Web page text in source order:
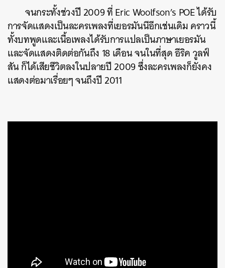
จนกระทั้งช่วงปี 2009 ที่ Eric Woolfson’s POE ได้รับ
การจัดแสดงเป็นละครเพลงที่เยอรมันนีอีกเช่นเดิม คราวนี้
ทั้งบทพูดและเนื้อเพลงได้รับการแปลเป็นภาษาเยอรมัน
และจัดแสดงติดต่อกันถึง 18 เดือน จนในที่สุด อีริค วูลฟ์
สัน ก็ได้เสียชีวิตลงในปลายปี 2009 ซึ่งละครเพลงก็ยังคง
แสดงต่อมาเรื่อยๆ จนถึงปี 2011